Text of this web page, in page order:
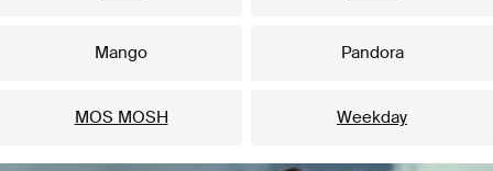
Mango Pandora
MOS MOSH Weekday